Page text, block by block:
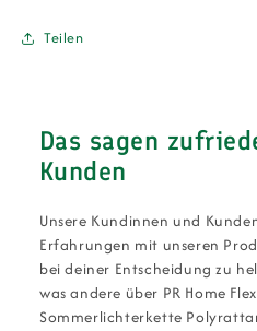
Teilen
Das sagen
Kunden
Unsere Kundinnen und
Erfahrungen mit unseren
bei deiner Entscheidung zu
was andere über PR Home
Sommerlichterkette